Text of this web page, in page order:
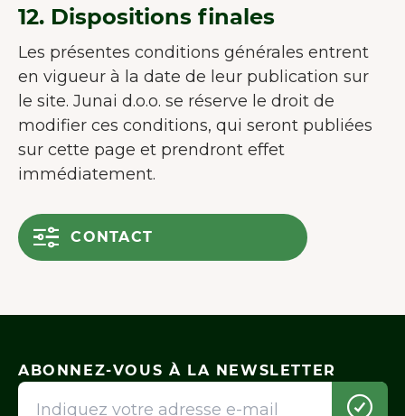
12. Dispositions finales
Les présentes conditions générales entrent
en vigueur à la date de leur publication sur
le site. Junai d.o.o. se réserve le droit de
modifier ces conditions, qui seront publiées
sur cette page et prendront effet
immédiatement.
CONTACT
ABONNEZ-VOUS À LA NEWSLETTER